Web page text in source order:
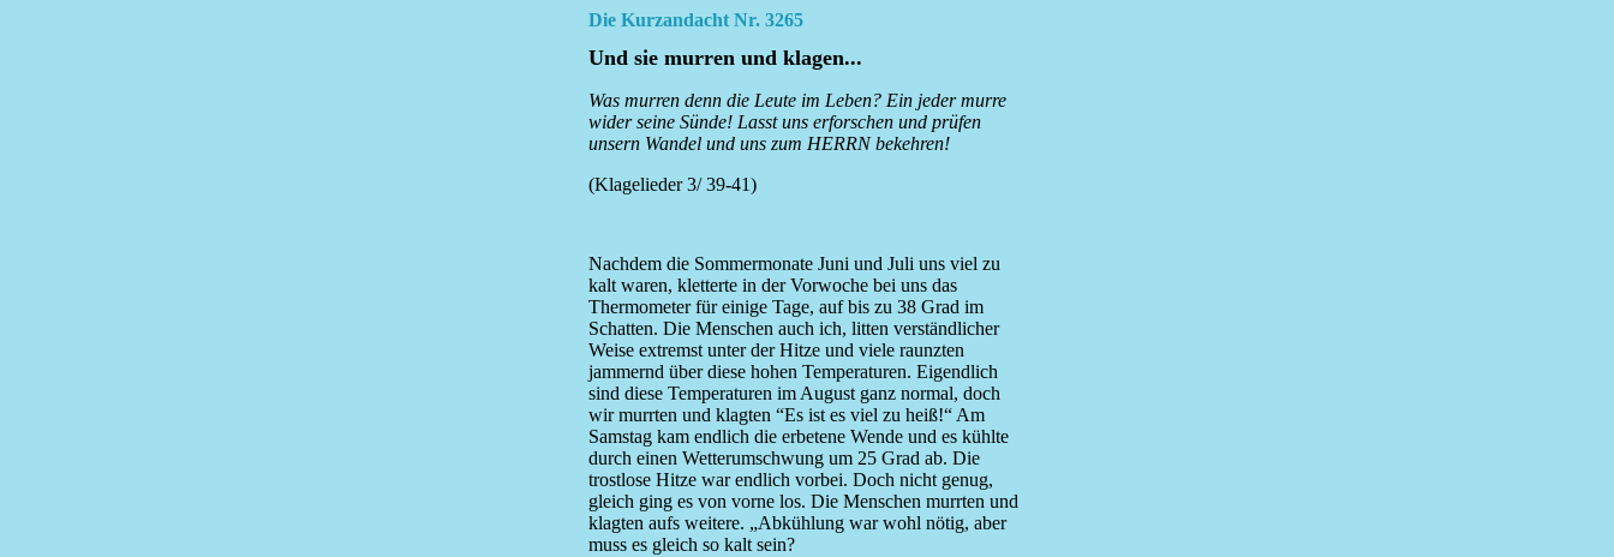
Die Kurzandacht Nr. 3265
Und sie murren und klagen...
Was murren denn die Leute im Leben? Ein jeder murre
wider seine Sünde! Lasst uns erforschen und prüfen
unsern Wandel und uns zum HERRN bekehren!
(Klagelieder 3/ 39-41)
Nachdem die Sommermonate Juni und Juli uns viel zu
kalt waren, kletterte in der Vorwoche bei uns das
Thermometer für einige Tage, auf bis zu 38 Grad im
Schatten. Die Menschen auch ich, litten verständlicher
Weise extremst unter der Hitze und viele raunzten
jammernd über diese hohen Temperaturen. Eigendlich
sind diese Temperaturen im August ganz normal, doch
wir murrten und klagten “Es ist es viel zu heiß!“ Am
Samstag kam endlich die erbetene Wende und es kühlte
durch einen Wetterumschwung um 25 Grad ab. Die
trostlose Hitze war endlich vorbei. Doch nicht genug,
gleich ging es von vorne los. Die Menschen murrten und
klagten aufs weitere. „Abkühlung war wohl nötig, aber
muss es gleich so kalt sein?